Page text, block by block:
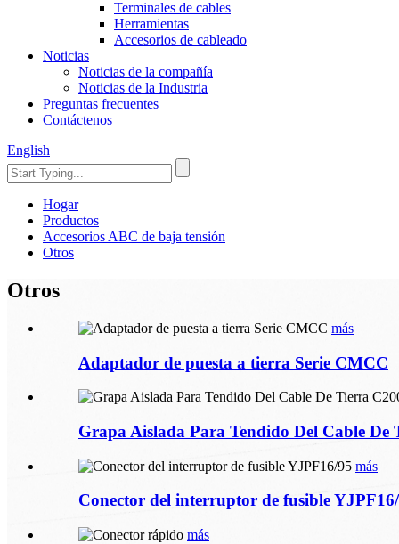
Terminales de cables
Herramientas
Accesorios de cableado
Noticias
Noticias de la compañía
Noticias de la Industria
Preguntas frecuentes
Contáctenos
English
Hogar
Productos
Accesorios ABC de baja tensión
Otros
Otros
más
Adaptador de puesta a tierra Serie CMCC
Grapa Aislada Para Tendido Del Cable De
más
Conector del interruptor de fusible
más